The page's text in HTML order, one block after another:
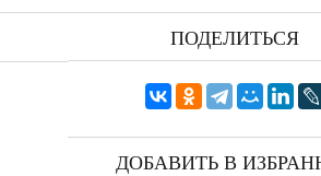
ПОДЕЛИТЬСЯ
ДОБАВИТЬ В